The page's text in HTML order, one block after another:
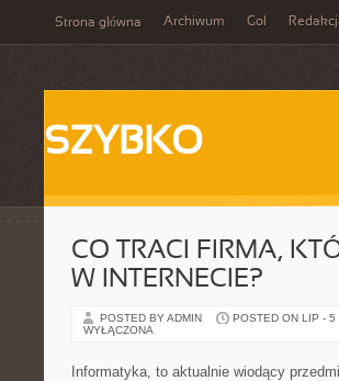
Strona główna Archiwum Gol
SZYBKO
CO TRACI FIRMA,
W INTERNECIE?
POSTED BY ADMIN POSTED ON LIP - 5
WYŁĄCZONA
Informatyka, to aktualnie wiodący